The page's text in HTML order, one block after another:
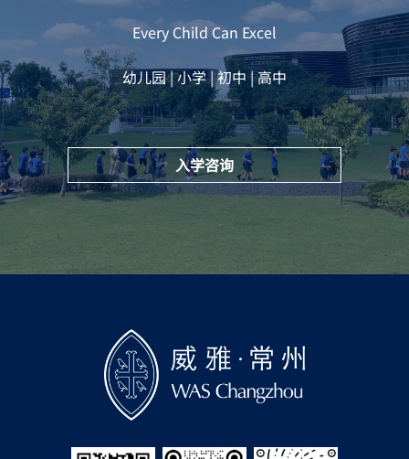
Every Child Can Excel
幼儿园 | 小学 | 初中 | 高中
入学咨询